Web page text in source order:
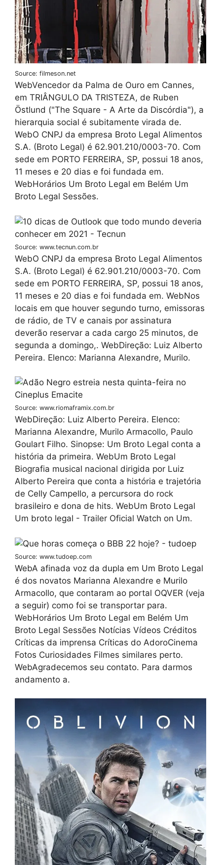
Source: filmeson.net
WebVencedor da Palma de Ouro em Cannes,
em TRIÂNGULO DA TRISTEZA, de Ruben
Östlund ("The Square - A Arte da Discórdia"), a
hierarquia social é subitamente virada de.
WebO CNPJ da empresa Broto Legal Alimentos
S.A. (Broto Legal) é 62.901.210/0003-70. Com
sede em PORTO FERREIRA, SP, possui 18 anos,
11 meses e 20 dias e foi fundada em.
WebHorários Um Broto Legal em Belém Um
Broto Legal Sessões.
Source: www.tecnun.com.br
WebO CNPJ da empresa Broto Legal Alimentos
S.A. (Broto Legal) é 62.901.210/0003-70. Com
sede em PORTO FERREIRA, SP, possui 18 anos,
11 meses e 20 dias e foi fundada em. WebNos
locais em que houver segundo turno, emissoras
de rádio, de TV e canais por assinatura
deverão reservar a cada cargo 25 minutos, de
segunda a domingo,. WebDireção: Luiz Alberto
Pereira. Elenco: Marianna Alexandre, Murilo.
Source: www.riomaframix.com.br
WebDireção: Luiz Alberto Pereira. Elenco:
Marianna Alexandre, Murilo Armacollo, Paulo
Goulart Filho. Sinopse: Um Broto Legal conta a
história da primeira. WebUm Broto Legal
Biografia musical nacional dirigida por Luiz
Alberto Pereira que conta a história e trajetória
de Celly Campello, a percursora do rock
brasileiro e dona de hits. WebUm Broto Legal
Um broto legal - Trailer Oficial Watch on Um.
Source: www.tudoep.com
WebA afinada voz da dupla em Um Broto Legal
é dos novatos Marianna Alexandre e Murilo
Armacollo, que contaram ao portal OQVER (veja
a seguir) como foi se transportar para.
WebHorários Um Broto Legal em Belém Um
Broto Legal Sessões Notícias Vídeos Créditos
Críticas da imprensa Críticas do AdoroCinema
Fotos Curiosidades Filmes similares perto.
WebAgradecemos seu contato. Para darmos
andamento a.